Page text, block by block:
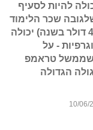
להיות לסעיף
שכר הלימוד
היהודי בארה"ב (שמגיע כיום עד ל40,000 דולר בשנה) יכולה
- על
שממשל טראמפ
הגדולה